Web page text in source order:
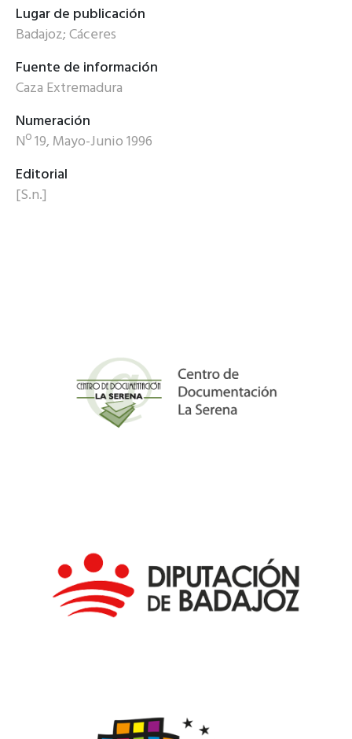
Lugar de publicación
Badajoz; Cáceres
Fuente de información
Caza Extremadura
Numeración
Nº 19, Mayo-Junio 1996
Editorial
[S.n.]